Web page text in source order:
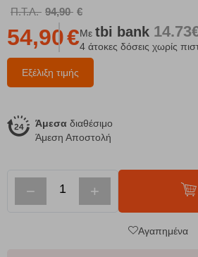
Π.Τ.Λ. 94,90 €
Εξέλιξη τιμής
54,90€Με tbi bank
4 άτοκες δόσεις χωρίς
Άμεσα διαθέσιμο
Άμεση Αποστολή
− +
Αγαπημένα